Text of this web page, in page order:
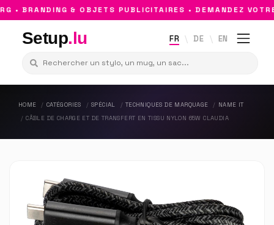
• BRANDING & OBJETS PUBLICITAIRES • DEMANDEZ
Setup.lu FR DE EN
HOME CATÉGORIES SPÉCIAL TECHNIQUES DE MARQUAGE
NAME IT
CÂBLE DE CHARGE ET DE TRANSFERT EN TISSU NYLON 65W CLAUDIA